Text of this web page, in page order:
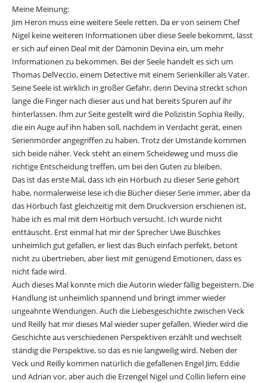
Meine Meinung:
Jim Heron muss eine weitere Seele retten. Da er von seinem Chef
Nigel keine weiteren Informationen über diese Seele bekommt, lässt
er sich auf einen Deal mit der Dämonin Devina ein, um mehr
Informationen zu bekommen. Bei der Seele handelt es sich um
Thomas DelVeccio, einem Detective mit einem Serienkiller als Vater.
Seine Seele ist wirklich in großer Gefahr, denn Devina streckt schon
lange die Finger nach dieser aus und hat bereits Spuren auf ihr
hinterlassen. Ihm zur Seite gestellt wird die Polizistin Sophia Reilly,
die ein Auge auf ihn haben soll, nachdem in Verdacht gerät, einen
Serienmörder angegriffen zu haben. Trotz der Umstände kommen
sich beide näher. Veck steht an einem Scheideweg und muss die
richtige Entscheidung treffen, um bei den Guten zu bleiben.
Das ist das erste Mal, dass ich ein Hörbuch zu dieser Serie gehört
habe, normalerweise lese ich die Bücher dieser Serie immer, aber da
das Hörbuch fast gleichzeitig mit dem Druckversion erschienen ist,
habe ich es mal mit dem Hörbuch versucht. Ich wurde nicht
enttäuscht. Erst einmal hat mir der Sprecher Uwe Büschkes
unheimlich gut gefallen, er liest das Buch einfach perfekt, betont
nicht zu übertrieben, aber liest mit genügend Emotionen, dass es
nicht fade wird.
Auch dieses Mal konnte mich die Autorin wieder fällig begeistern. Die
Handlung ist unheimlich spannend und bringt immer wieder
ungeahnte Wendungen. Auch die Liebesgeschichte zwischen Veck
und Reilly hat mir dieses Mal wieder super gefallen. Wieder wird die
Geschichte aus verschiedenen Perspektiven erzählt und wechselt
ständig die Perspektive, so das es nie langweilig wird. Neben der
Veck und Reilly kommen natürlich die gefallenen Engel Jim, Eddie
und Adrian vor, aber auch die Erzengel Nigel und Collin liefern eine